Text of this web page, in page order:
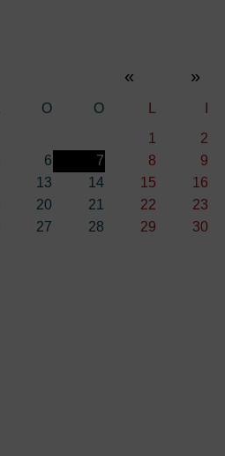
« »
O O
1
2
6 7 8
9
13 14 15
16
20 21 22
23
27 28 29
30